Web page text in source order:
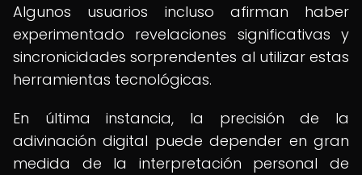
Algunos usuarios incluso afirman haber
experimentado revelaciones significativas y
sincronicidades sorprendentes al utilizar estas
herramientas tecnológicas.
En última instancia, la precisión de la
adivinación digital puede depender en gran
medida de la interpretación personal de